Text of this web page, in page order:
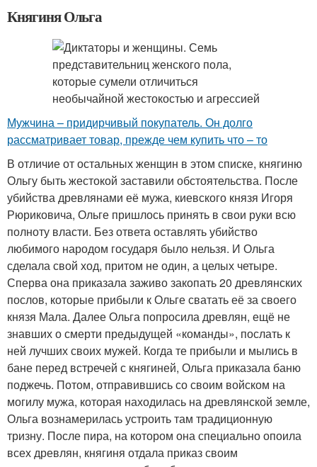
Княгиня Ольга
Мужчина – придирчивый покупатель. Он долго
рассматривает товар, прежде чем купить что – то
В отличие от остальных женщин в этом списке, княгиню
Ольгу быть жестокой заставили обстоятельства. После
убийства древлянами её мужа, киевского князя Игоря
Рюриковича, Ольге пришлось принять в свои руки всю
полноту власти. Без ответа оставлять убийство
любимого народом государя было нельзя. И Ольга
сделала свой ход, притом не один, а целых четыре.
Сперва она приказала заживо закопать 20 древлянских
послов, которые прибыли к Ольге сватать её за своего
князя Мала. Далее Ольга попросила древлян, ещё не
знавших о смерти предыдущей «команды», послать к
ней лучших своих мужей. Когда те прибыли и мылись в
бане перед встречей с княгиней, Ольга приказала баню
поджечь. Потом, отправившись со своим войском на
могилу мужа, которая находилась на древлянской земле,
Ольга вознамерилась устроить там традиционную
тризну. После пира, на котором она специально опоила
всех древлян, княгиня отдала приказ своим